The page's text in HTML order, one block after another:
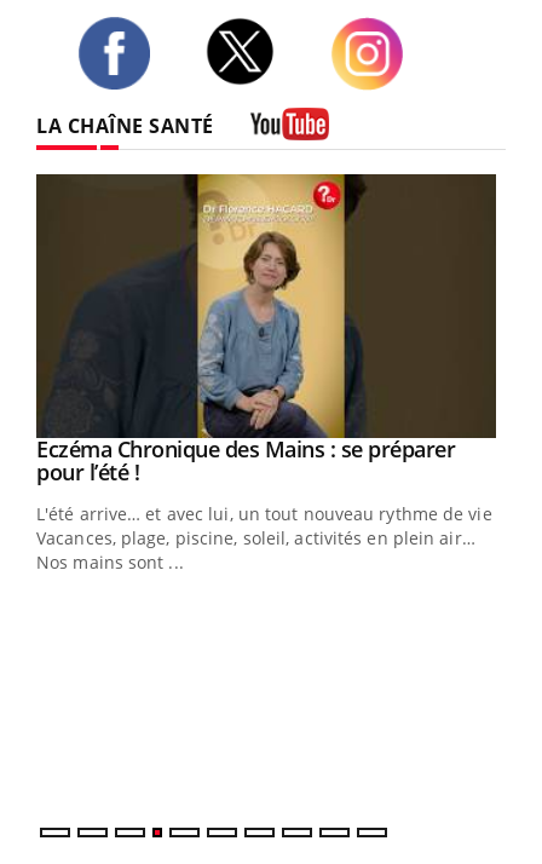
LA CHAÎNE SANTÉ
Youtube
Eczéma Chronique des Mains : se préparer
pour l’été !Youtube
L'été arrive… et avec lui, un tout nouveau rythme de vie !
Vacances, plage, piscine, soleil, activités en plein air…
Nos mains sont ...